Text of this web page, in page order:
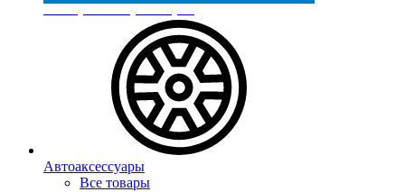
Реестр МинПромТорга
Автоаксессуары
Все товары